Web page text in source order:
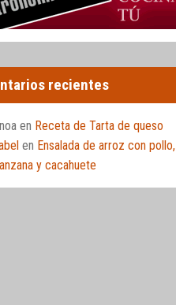
recientes
en Receta de Tarta de queso
en Ensalada de arroz con pollo,
y cacahuete